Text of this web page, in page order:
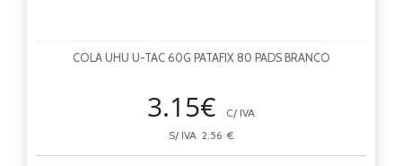
COLA UHU U-TAC 60G PATAFIX 80 PADS BRANCO
3.15€
C/ IVA
S/ IVA 2.56 €